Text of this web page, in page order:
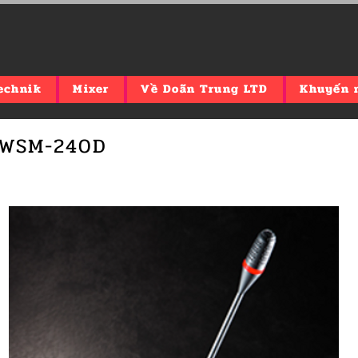
Mixer Về Doãn Trung LTD Khuyến
240D